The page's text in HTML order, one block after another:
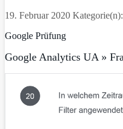
19. Februar 2020 Kategorie(n):
Google Prüfung
Google Analytics UA »